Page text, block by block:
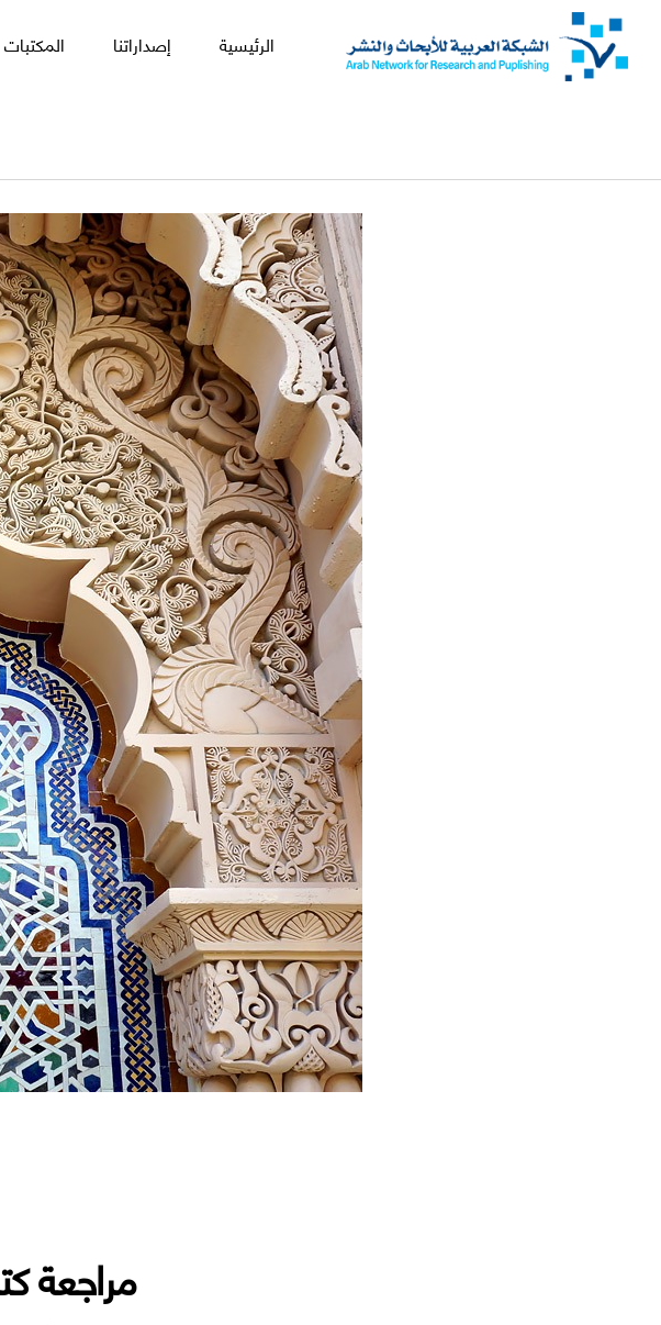
الرئيسية إصداراتنا المكتبات
مراجعة